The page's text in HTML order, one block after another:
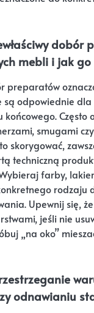
dobór
mebli i jak go
preparatów
są odpowiednie
Często
smugami
skorygować,
techniczną
farby,
rodzaju
Upewnij się,
jeśli nie
„na oko”
odnawianiu